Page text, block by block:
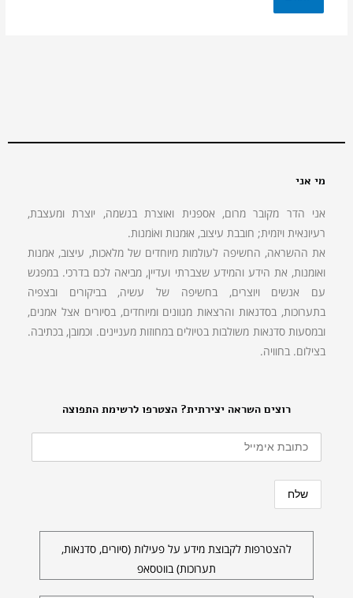
רוצים השראה יצירתית? הצטרפו לרשימת התפוצה
להצטרפות לקבוצת מידע על פעילות (סיורים, סדנאות,
תערוכות) בווטסאפ
מי אני
אני הדר מקובר מרום, אספנית ואוצרת בנשמה, יוצרת ומעצבת,
רעיונאית ויזמית; חובבת עיצוב, אוּמנות ואוֹמנות.
את ההשראה, החשיפה לעולמות מיוחדים של מלאכות, עיצוב, אמנות
ואומנות, את הידע והמידע שצברתי ועדיין, מביאה לכם בדרכי. במפגש
עם אנשים ויוצרים, בחשיפה של עשיה, בביקורים ובצפיה
בתערוכות, בסדנאות והרצאות מגוונים ומיוחדים, בסיורים אצל אמנים,
ובמסעות סדנאות משולבות בטיולים במחוזות מעניינים. וכמובן, בכתיבה.
בצילום. בחוויה.